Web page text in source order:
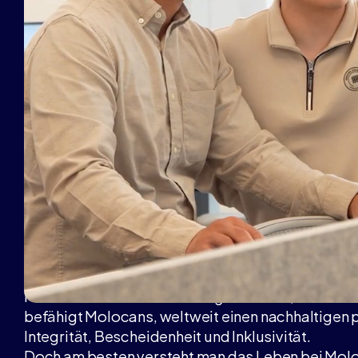
Das Leben bei Moloco
Unser Verhalten, wie wir miteinander umgehen,
in unseren Gemeinschaften engagieren – dort
Moloco Love ist eine der Möglichkeiten, wie wir
befähigt Molocans, weltweit einen nachhaltigen
Integrität, Bescheidenheit und Inklusivität.